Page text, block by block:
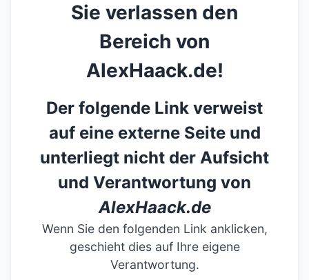
Sie verlassen den
Bereich von
AlexHaack.de!
Der folgende Link verweist
auf eine externe Seite und
unterliegt nicht der Aufsicht
und Verantwortung von
AlexHaack.de
Wenn Sie den folgenden Link anklicken,
geschieht dies auf Ihre eigene
Verantwortung.